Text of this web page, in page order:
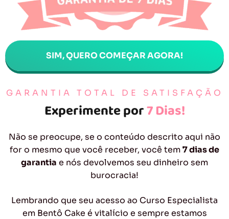
GARANTIA TOTAL DE SATISFAÇÃO
Experimente por7 Dias!
Não se preocupe, se o conteúdo descrito aqui não
for o mesmo que você receber, você tem7 dias de
garantia e nós devolvemos seu dinheiro sem
burocracia!
Lembrando que seu acesso ao Curso Especialista
em Bentô Cake é vitalício e sempre estamos
SIM, QUERO COMEÇAR AGORA!